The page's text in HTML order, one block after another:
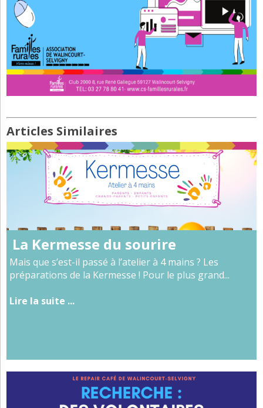
Articles Similaires
La Kermesse du sourire
Mais que s’est-il passé à l’atelier à 4 mains ? Les
préparations de la Kermesse ! Pour le plus grand...
Lire la suite ...